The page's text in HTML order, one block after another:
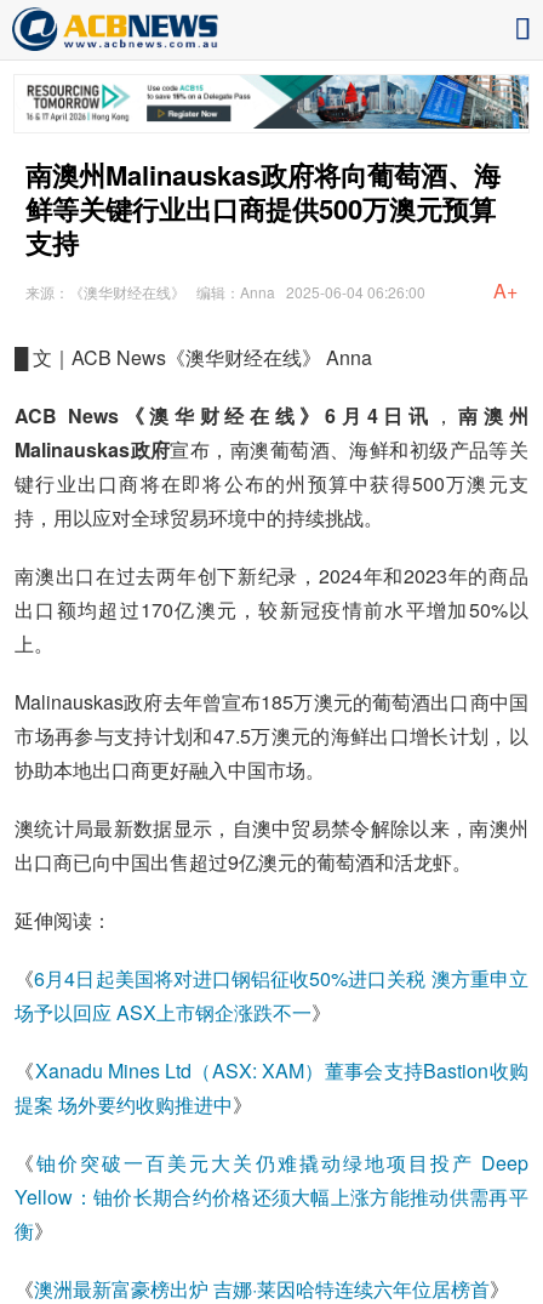
南澳州Malinauskas政府将向葡萄酒、海
鲜等关键行业出口商提供500万澳元预算
支持
来源：《澳华财经在线》 编辑：Anna 2025-06-04 06:26:00 A+
文｜ACB News《澳华财经在线》 Anna
ACB News《澳华财经在线》6月4日讯 ，南澳州
Malinauskas政府宣布，南澳葡萄酒、海鲜和初级产品等关
键行业出口商将在即将公布的州预算中获得500万澳元支
持，用以应对全球贸易环境中的持续挑战。
南澳出口在过去两年创下新纪录，2024年和2023年的商品
出口额均超过170亿澳元，较新冠疫情前水平增加50%以
上。
Malinauskas政府去年曾宣布185万澳元的葡萄酒出口商中国
市场再参与支持计划和47.5万澳元的海鲜出口增长计划，以
协助本地出口商更好融入中国市场。
澳统计局最新数据显示，自澳中贸易禁令解除以来，南澳州
出口商已向中国出售超过9亿澳元的葡萄酒和活龙虾。
延伸阅读：
《6月4日起美国将对进口钢铝征收50%进口关税 澳方重申立
场予以回应 ASX上市钢企涨跌不一》
《Xanadu Mines Ltd（ASX: XAM）董事会支持Bastion收购
提案 场外要约收购推进中》
《铀价突破一百美元大关仍难撬动绿地项目投产 Deep
Yellow：铀价长期合约价格还须大幅上涨方能推动供需再平
衡》
《澳洲最新富豪榜出炉 吉娜·莱因哈特连续六年位居榜首》